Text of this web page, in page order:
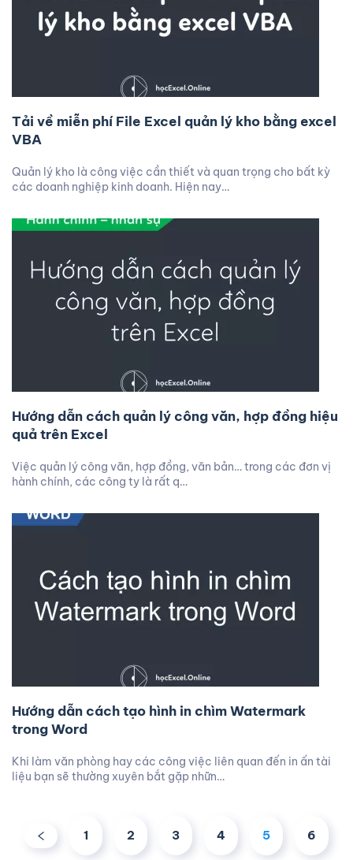
Tải về miễn phí File Excel quản lý kho bằng excel
VBA
Quản lý kho là công việc cần thiết và quan trọng cho bất kỳ
các doanh nghiệp kinh doanh. Hiện nay…
Hướng dẫn cách quản lý công văn, hợp đồng hiệu
quả trên Excel
Việc quản lý công văn, hợp đồng, văn bản… trong các đơn vị
hành chính, các công ty là rất q…
Hướng dẫn cách tạo hình in chìm Watermark
trong Word
Khi làm văn phòng hay các công việc liên quan đến in ấn tài
liệu bạn sẽ thường xuyên bắt gặp nhữn…
1 2 3 4 5 6